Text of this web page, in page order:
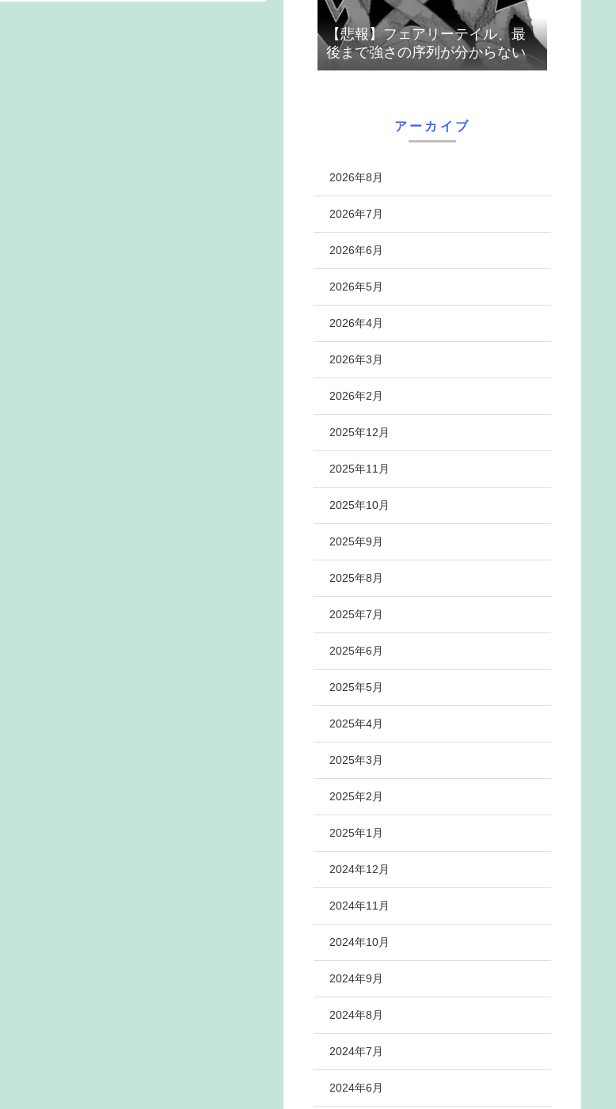
【悲報】フェアリーテイル、最
後まで強さの序列が分からない
アーカイブ
2026年8月
2026年7月
2026年6月
2026年5月
2026年4月
2026年3月
2026年2月
2025年12月
2025年11月
2025年10月
2025年9月
2025年8月
2025年7月
2025年6月
2025年5月
2025年4月
2025年3月
2025年2月
2025年1月
2024年12月
2024年11月
2024年10月
2024年9月
2024年8月
2024年7月
2024年6月